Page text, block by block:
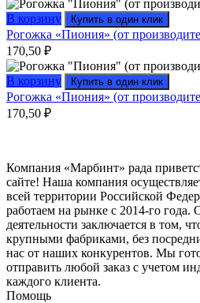
В корзину Купить в один клик
Рогожка «Пиония» (от
170,50 ₽
В корзину Купить в один клик
Рогожка «Пиония» (от
170,50 ₽
Компания «Марбинт» рада
сайте! Наша компания
всей территории Российской
работаем на рынке с 2014-го года.
деятельности заключается в том,
крупными фабриками, без
нас от наших конкурентов. Мы
отправить любой заказ с учетом
каждого клиента.
Помощь